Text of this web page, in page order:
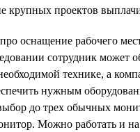
крупных проектов
оснащение рабочего
сотрудник может
технике, а
нужным
до трех обычных
Можно работать и на